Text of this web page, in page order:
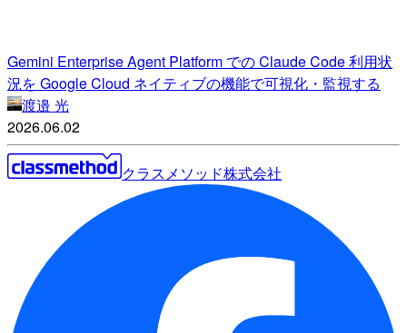
Gemini Enterprise Agent Platform での Claude Code 利用状
況を Google Cloud ネイティブの機能で可視化・監視する
渡邉 光
2026.06.02
クラスメソッド株式会社